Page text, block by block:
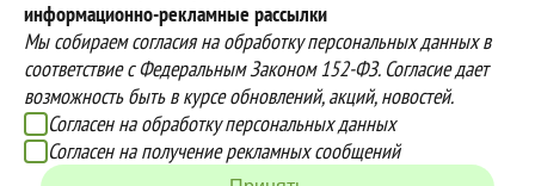
информационно-рекламные рассылки
Мы собираем согласия на обработку персональных данных в
соответствие с Федеральным Законом 152-ФЗ. Согласие дает
возможность быть в курсе обновлений, акций, новостей.
Согласен на обработку персональных данных
Согласен на получение рекламных сообщений
E-mail:mail@semenauspeha.ru
Телефон: +7 (8352) 28-80-34
Адрес: г. Чебоксары, пр. Мира 76 А
Способы оплаты
Вы можете оплатить покупки
Доставка
Наша компания осуществляет